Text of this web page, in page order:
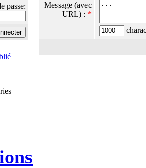
passe:
Message (avec
URL) : *